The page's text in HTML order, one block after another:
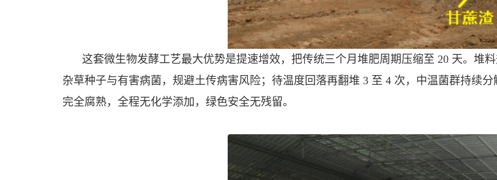
这套微生物发酵工艺最大优势是提速增效，把传统三个月堆肥周期压缩至 20 天。堆
杂草种子与有害病菌，规避土传病害风险；待温度回落再翻堆 3 至 4 次，中温菌群持续
完全腐熟，全程无化学添加，绿色安全无残留。